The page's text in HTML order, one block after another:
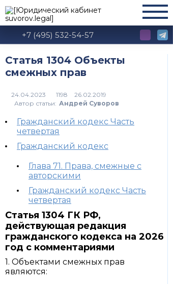
+7 (495) 532-54-57
Статья 1304 Объекты
смежных прав
1198
Автор статьи: Андрей Суворов
Гражданский кодекс Часть
четвертая
Гражданский кодекс
Глава 71. Права, смежные с
авторскими
Гражданский кодекс Часть
четвертая
Статья 1304 ГК РФ,
действующая редакция
гражданского кодекса на 2026
год с комментариями
1. Объектами смежных прав
являются: